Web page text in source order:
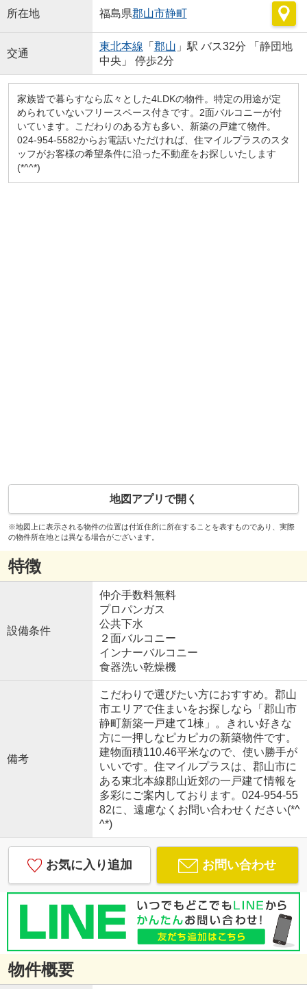
所在地 福島県郡山市静町
交通
東北本線 「 郡山 」駅 バス32分 「静団地
中央」 停歩2分
家族皆で暮らすなら広々とした4LDKの物件。特定の用途が定
められていないフリースペース付きです。2面バルコニーが付
いています。こだわりのある方も多い、新築の戸建て物件。
024-954-5582からお電話いただければ、住マイルプラスのスタ
ッフがお客様の希望条件に沿った不動産をお探しいたします
(*^^*)
地図アプリで開く
※地図上に表示される物件の位置は付近住所に所在することを表すものであり、実際
の物件所在地とは異なる場合がございます。
特徴
設備条件
仲介手数料無料
プロパンガス
公共下水
２面バルコニー
インナーバルコニー
食器洗い乾燥機
備考
こだわりで選びたい方におすすめ。郡山
市エリアで住まいをお探しなら「郡山市
静町新築一戸建て1棟」。きれい好きな
方に一押しなピカピカの新築物件です。
建物面積110.46平米なので、使い勝手が
いいです。住マイルプラスは、郡山市に
ある東北本線郡山近郊の一戸建て情報を
多彩にご案内しております。024-954-55
82に、遠慮なくお問い合わせください(*^
^*)
お気に入り追加 お問い合わせ
物件概要